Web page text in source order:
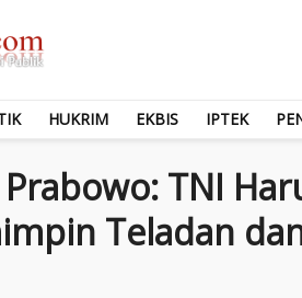
HUKRIM EKBIS IPTEK
TNI
Teladan